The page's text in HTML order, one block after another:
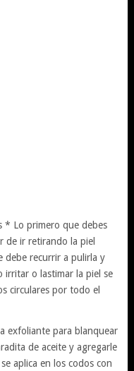
* Lo primero que debes
de ir retirando la piel
debe recurrir a pulirla y
o lastimar la piel se
circulares por todo el
exfoliante para blanquear
de aceite y agregarle
aplica en los codos con